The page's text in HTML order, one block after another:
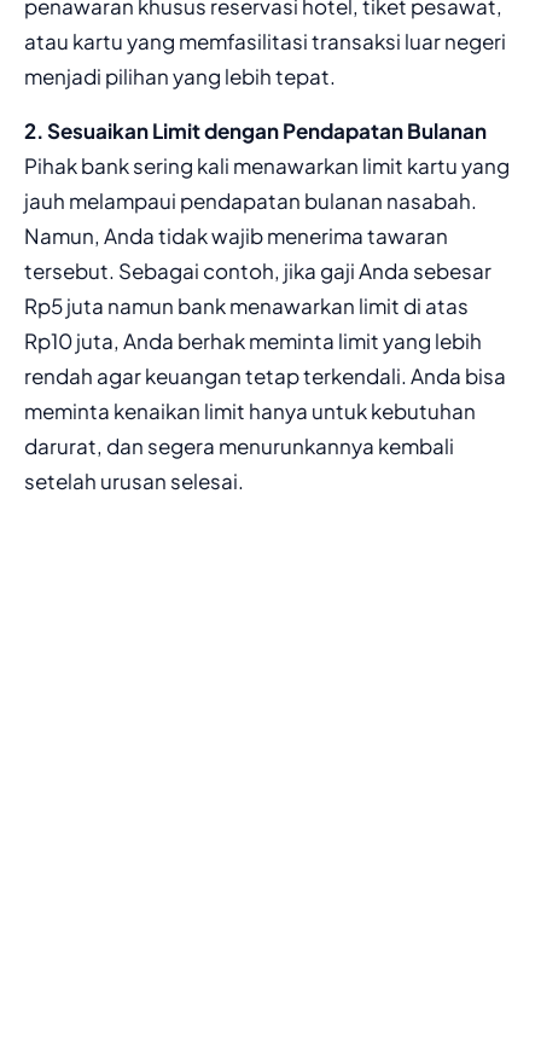
penawaran khusus reservasi hotel, tiket pesawat,
atau kartu yang memfasilitasi transaksi luar negeri
menjadi pilihan yang lebih tepat.
2. Sesuaikan Limit dengan Pendapatan Bulanan
Pihak bank sering kali menawarkan limit kartu yang
jauh melampaui pendapatan bulanan nasabah.
Namun, Anda tidak wajib menerima tawaran
tersebut. Sebagai contoh, jika gaji Anda sebesar
Rp5 juta namun bank menawarkan limit di atas
Rp10 juta, Anda berhak meminta limit yang lebih
rendah agar keuangan tetap terkendali. Anda bisa
meminta kenaikan limit hanya untuk kebutuhan
darurat, dan segera menurunkannya kembali
setelah urusan selesai.